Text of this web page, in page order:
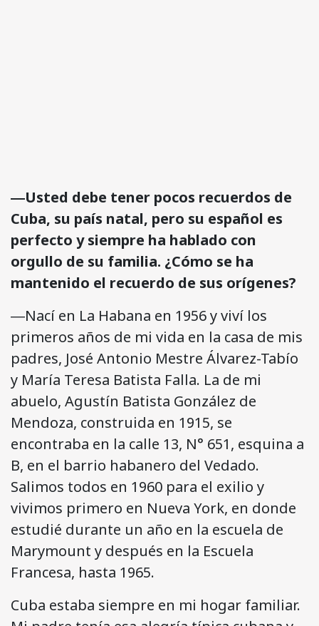
―Usted debe tener pocos recuerdos de
Cuba, su país natal, pero su español es
perfecto y siempre ha hablado con
orgullo de su familia. ¿Cómo se ha
mantenido el recuerdo de sus orígenes?
―Nací en La Habana en 1956 y viví los
primeros años de mi vida en la casa de mis
padres, José Antonio Mestre Álvarez-Tabío
y María Teresa Batista Falla. La de mi
abuelo, Agustín Batista González de
Mendoza, construida en 1915, se
encontraba en la calle 13, N° 651, esquina a
B, en el barrio habanero del Vedado.
Salimos todos en 1960 para el exilio y
vivimos primero en Nueva York, en donde
estudié durante un año en la escuela de
Marymount y después en la Escuela
Francesa, hasta 1965.
Cuba estaba siempre en mi hogar familiar.